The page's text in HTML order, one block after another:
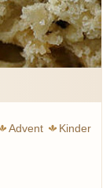
Advent
Kinder